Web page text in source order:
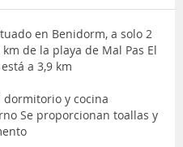
en Benidorm, a solo 2
de la playa de Mal Pas El
a 3,9 km
dormitorio y cocina
Se proporcionan toallas y